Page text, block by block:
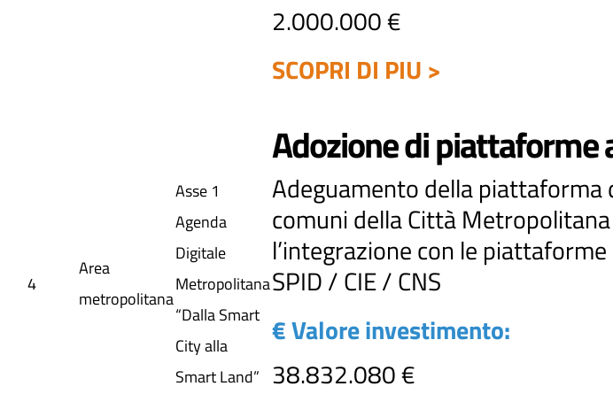
2.000.000 €
SCOPRI DI PIU >
4
Area
metropolitana
Asse 1
Agenda
Digitale
Metropolitana
“Dalla Smart
City alla
Smart Land”
Adozione di piattaforme
Adeguamento della piattaforma
comuni della Città
l’integrazione con le
SPID / CIE / CNS
€ Valore investimento:
38.832.080 €